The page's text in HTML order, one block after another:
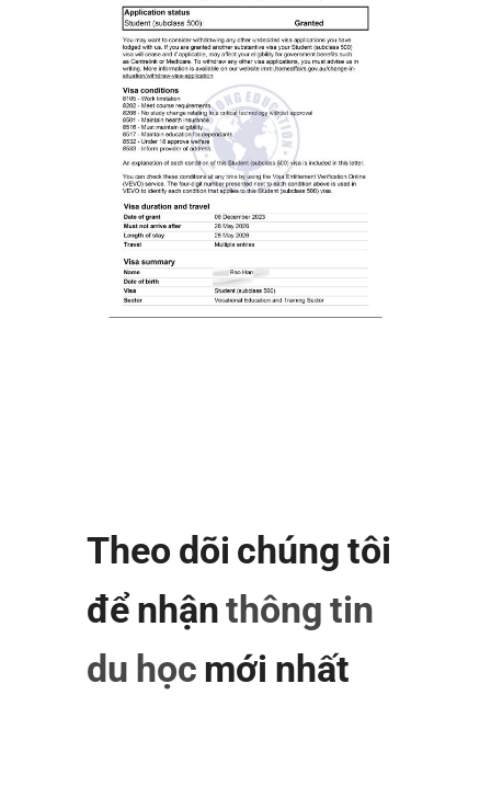
Theo dõi chúng tôi
để nhậnthông tin
du học mới nhất